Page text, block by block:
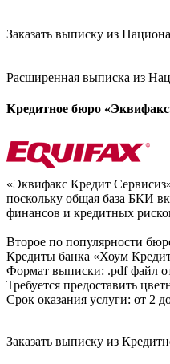
Заказать выписку из
Расширенная выписка из
Кредитное бюро
«Эквифакс Кредит
поскольку общая база БКИ
финансов и кредитных
Второе по популярности
Кредиты банка «Хоум
Формат выписки: .pdf файл
Требуется предоставить
Срок оказания услуги: от 2
Заказать выписку из